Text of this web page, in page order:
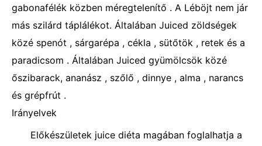
gabonafélék közben méregtelenítő . A Léböjt nem jár
más szilárd táplálékot. Általában Juiced zöldségek
közé spenót , sárgarépa , cékla , sütőtök , retek és a
paradicsom . Általában Juiced gyümölcsök közé
őszibarack, ananász , szőlő , dinnye , alma , narancs
és grépfrút .
Irányelvek
Előkészületek juice diéta magában foglalhatja a